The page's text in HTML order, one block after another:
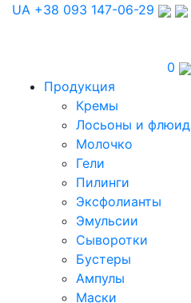
UA +38 093 147-06-29
0
Продукция
Кремы
Лосьоны и флюид
Молочко
Гели
Пилинги
Эксфолианты
Эмульсии
Сыворотки
Бустеры
Ампулы
Маски